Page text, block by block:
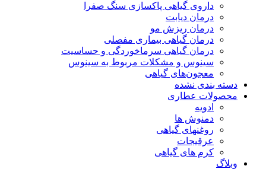
داروی گیاهی پاکسازی سنگ صفرا
درمان دیابت
درمان ریزش مو
درمان گیاهی بیماری مفصلی
درمان گیاهی سرماخوردگی و حساسیت
سینوس و مشکلات مربوط به سینوس
معجون‌های گیاهی
دسته بندی نشده
محصولات عطاری
ادویه
دمنوش ها
روغنهای گیاهی
عرقیجات
کرم های گیاهی
وبلاگ